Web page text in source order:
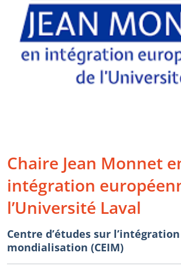
Chaire Jean Monnet
intégration
l’Université Laval
Centre d’études sur
mondialisation (CEIM)